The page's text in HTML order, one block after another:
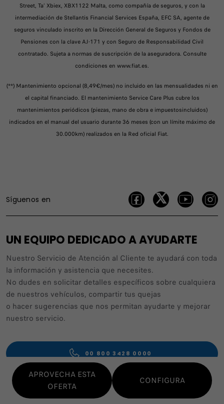
APROVECHA ESTA
OFERTA
CONFIGURA
Street, Ta’ Xbiex, XBX1122 Malta, como compañía de seguros, y con la
intermediación de Stellantis Financial Services España, EFC SA, agente de
seguros vinculado inscrito en la Dirección General de Seguros y Fondos de
Pensiones con la clave AJ-171 y con Seguro de Responsabilidad Civil
contratado. Sujeta a normas de suscripción de la aseguradora. Consulte
condiciones en www.fiat.es.
(**) Mantenimiento opcional (8,49€/mes) no incluido en las mensualidades ni en
el capital financiado. El mantenimiento Service Care Plus cubre los
mantenimientos periódicos (piezas, mano de obra e impuestosincluidos)
indicados en el manual del usuario durante 36 meses (con un límite máximo de
30.000km) realizados en la Red oficial Fiat.
Síguenos en
UN EQUIPO DEDICADO A AYUDARTE
Nuestro Servicio de Atención al Cliente te ayudará con toda
la información y asistencia que necesites.
No dudes en solicitar detalles específicos sobre cualquiera
de nuestros vehículos, compartir tus quejas
o hacer sugerencias que nos permitan ayudarte y mejorar
nuestro servicio.
00 800 3428 0000
CONTACTA